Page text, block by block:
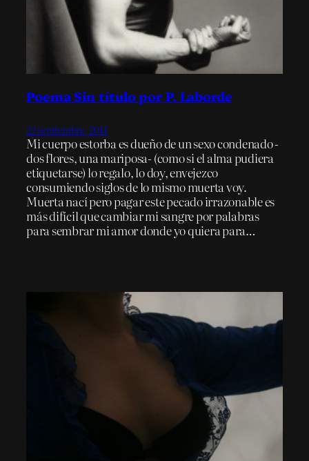
Poema Sin título por P. Laborde
22 septiembre, 2014
Mi cuerpo estorba es dueño de un sexo condenado -
dos flores, una mariposa- (como si el alma pudiera
etiquetarse) lo regalo, lo doy, envejezco
consumiendo siglos de lo mismo muerta voy.
Muerta nací pero pagar este pecado irrazonable es
más difícil que cambiar mi sangre por palabras
para sembrar mi amor donde yo quiera para…